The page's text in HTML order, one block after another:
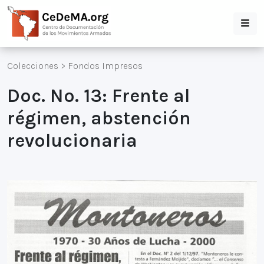
Colecciones > Fondos Impresos
Doc. No. 13: Frente al
régimen, abstención
revolucionaria